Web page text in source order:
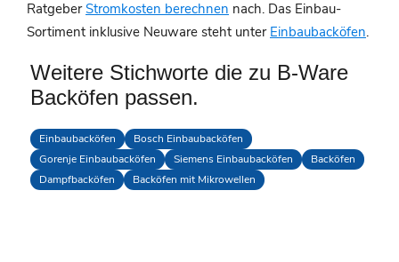
RatgeberStromkosten berechnen nach. Das Einbau-
Sortiment inklusive Neuware steht unter Einbaubacköfen.
Weitere Stichworte die zu B-Ware
Backöfen passen.
Einbaubacköfen
Bosch Einbaubacköfen
Gorenje Einbaubacköfen
Siemens Einbaubacköfen
Backöfen
Dampfbacköfen
Backöfen mit Mikrowellen